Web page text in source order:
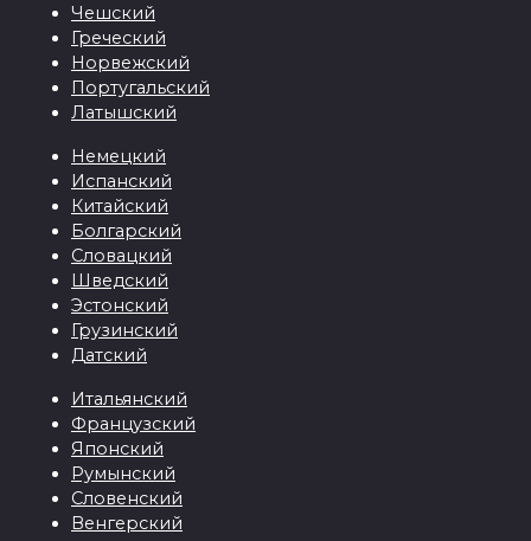
Чешский
Греческий
Норвежский
Португальский
Латышский
Немецкий
Испанский
Китайский
Болгарский
Словацкий
Шведский
Эстонский
Грузинский
Датский
Итальянский
Французский
Японский
Румынский
Словенский
Венгерский